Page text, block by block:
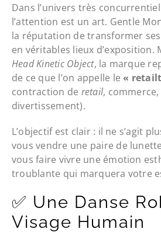
Dans l’univers très
l’attention est un art. Gentle
la réputation de transformer
en véritables lieux d’exposition.
Head Kinetic Object, la marque
de ce que l’on appelle le«
contraction de retail,
divertissement).
L’objectif est clair : il ne s’agit
vous vendre une paire de
vous faire vivre une émotion
troublante qui marquera votre
✅ Une Danse
Visage Humain